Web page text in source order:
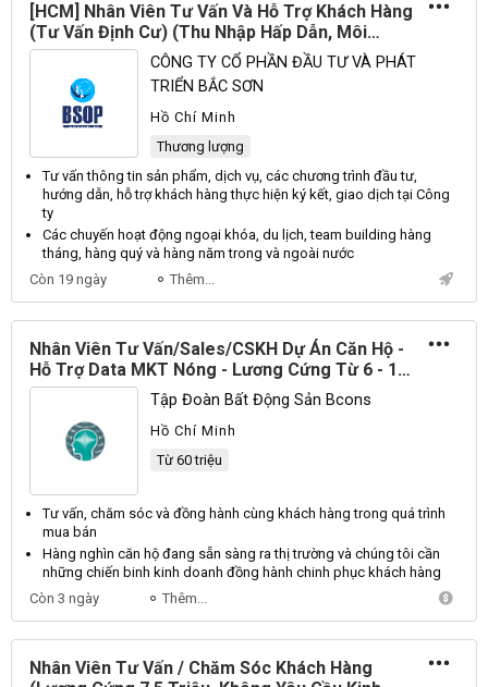
[HCM] Nhân Viên Tư Vấn Và Hỗ Trợ Khách Hàng
(Tư Vấn Định Cư) (Thu Nhập Hấp Dẫn, Môi
Trường Trẻ Trung, Quốc Tế & Chuyên Nghiệp)
(Tuyển Gấp)
CÔNG TY CỔ PHẦN ĐẦU TƯ VÀ PHÁT
TRIỂN BẮC SƠN
Hồ Chí Minh
Thương lượng
Tư vấn thông tin sản phẩm, dịch vụ, các chương trình đầu tư,
hướng dẫn, hỗ trợ khách hàng thực hiện ký kết, giao dịch tại Công
ty
Các chuyến hoạt động ngoại khóa, du lịch, team building hàng
tháng, hàng quý và hàng năm trong và ngoài nước
Còn 19 ngày
Thêm...
Nhân Viên Tư Vấn/Sales/CSKH Dự Án Căn Hộ -
Hỗ Trợ Data MKT Nóng - Lương Cứng Từ 6 - 15
Triệu + Hoa Hồng - Thu Nhập Từ 60 Triệu
Tập Đoàn Bất Động Sản Bcons
Hồ Chí Minh
Từ 60 triệu
Tư vấn, chăm sóc và đồng hành cùng khách hàng trong quá trình
mua bán
Hàng nghìn căn hộ đang sẵn sàng ra thị trường và chúng tôi cần
những chiến binh kinh doanh đồng hành chinh phục khách hàng
Còn 3 ngày
Thêm...
Nhân Viên Tư Vấn / Chăm Sóc Khách Hàng